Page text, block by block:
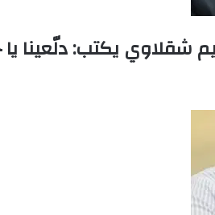
شقلاوي يكتب: دلّعينا